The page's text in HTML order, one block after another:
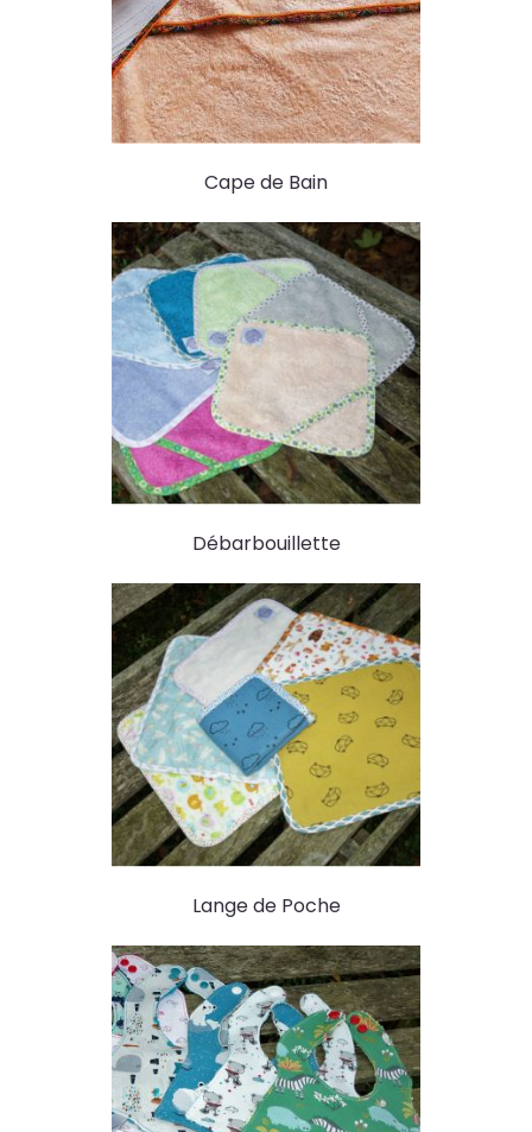
Cape de Bain
Débarbouillette
Lange de Poche